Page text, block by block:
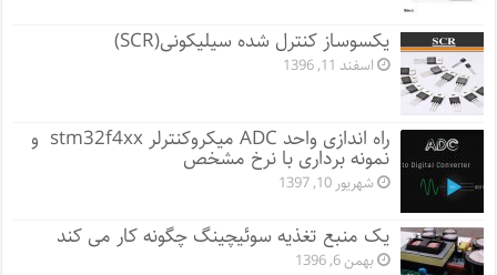
یکسوساز کنترل شده سیلیکونی(SCR)
اسفند 11, 1396
راه اندازی واحد ADC میکروکنترلر stm32f4xx و
نمونه برداری با نرخ مشخص
شهریور 10, 1397
یک منبع تغذیه سوئیچینگ چگونه کار می کند
بهمن 6, 1396